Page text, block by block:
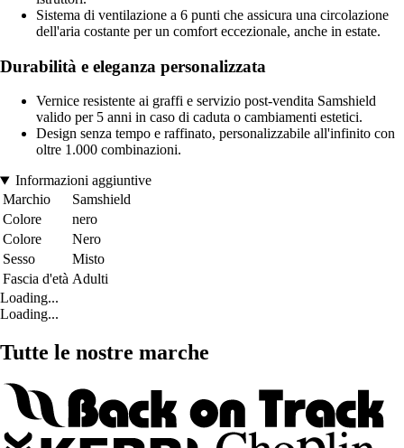
Sistema di ventilazione a 6 punti che assicura una circolazione
dell'aria costante per un comfort eccezionale, anche in estate.
Durabilità e eleganza personalizzata
Vernice resistente ai graffi e servizio post-vendita Samshield
valido per 5 anni in caso di caduta o cambiamenti estetici.
Design senza tempo e raffinato, personalizzabile all'infinito con
oltre 1.000 combinazioni.
Informazioni aggiuntive
Marchio
Samshield
Colore
nero
Colore
Nero
Sesso
Misto
Fascia d'età Adulti
Loading...
Loading...
Tutte le nostre marche